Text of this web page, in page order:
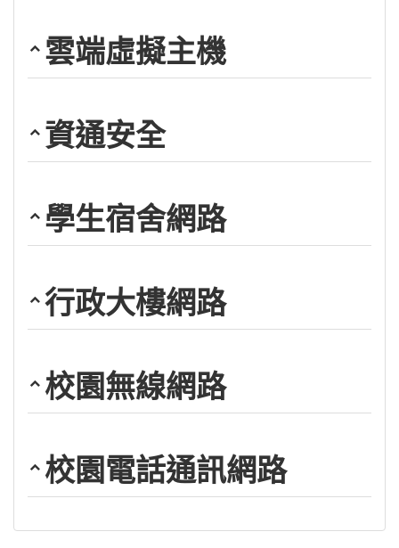
雲端虛擬主機
資通安全
學生宿舍網路
行政大樓網路
校園無線網路
校園電話通訊網路